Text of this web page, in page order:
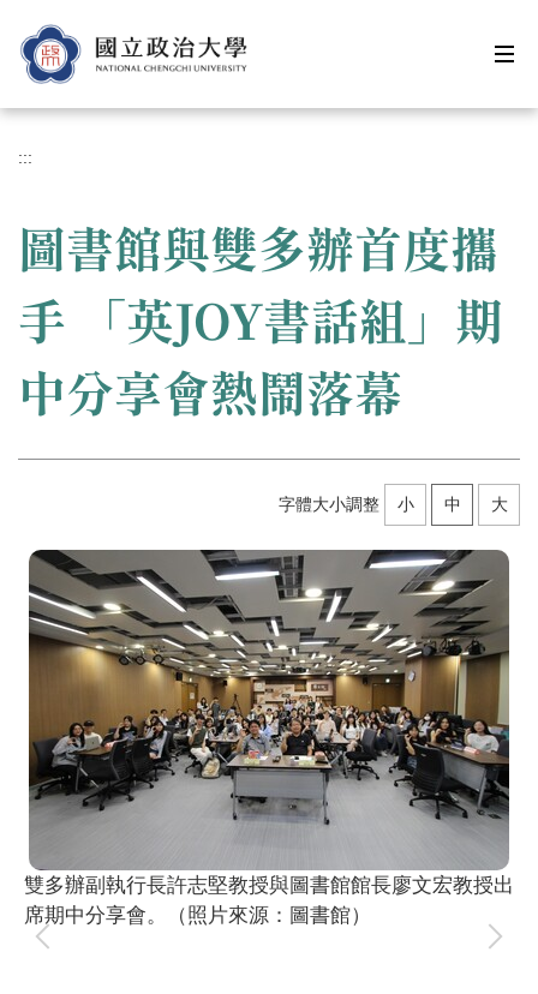
到
主
內
區
:::
圖書館與雙多辦首度攜
手 「英JOY書話組」期
中分享會熱鬧落幕
字體大小調整 小 中 大
雙多辦副執行長許志堅教授與圖書館館長廖文宏教授出
席期中分享會。（照片來源：圖書館）